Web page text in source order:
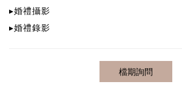
▸婚禮攝影
▸婚禮錄影